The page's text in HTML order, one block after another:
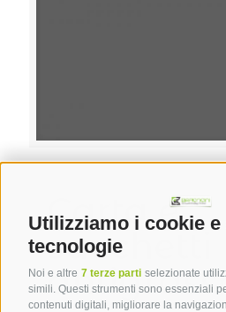
Utilizziamo i cookie e
tecnologie
Noi e altre 7 terze parti selezionate
simili. Questi strumenti sono essenziali
contenuti digitali, migliorare la
Carta e
sacchetti